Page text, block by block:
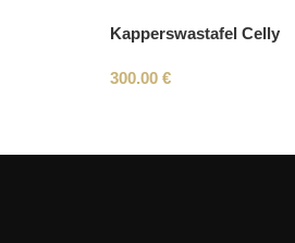
Kapperswastafel Celly
300.00 €